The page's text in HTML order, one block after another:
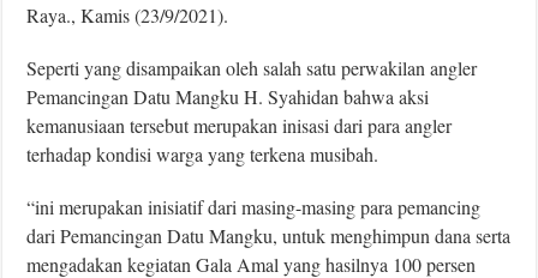
Raya., Kamis (23/9/2021).
Seperti yang disampaikan oleh salah satu perwakilan angler
Pemancingan Datu Mangku H. Syahidan bahwa aksi
kemanusiaan tersebut merupakan inisasi dari para angler
terhadap kondisi warga yang terkena musibah.
“ini merupakan inisiatif dari masing-masing para pemancing
dari Pemancingan Datu Mangku, untuk menghimpun dana serta
mengadakan kegiatan Gala Amal yang hasilnya 100 persen